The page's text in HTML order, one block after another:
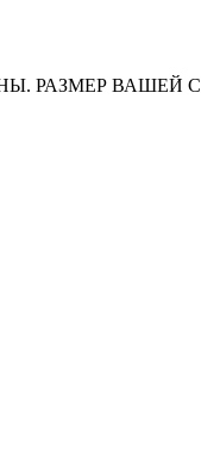
РАЗМЕР ВАШЕЙ